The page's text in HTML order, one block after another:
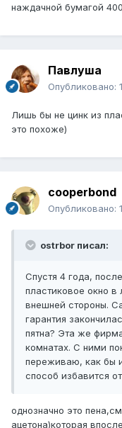
наждачной бумагой
Павлуша
Опубликовано:
Лишь бы не цинк из
это похоже)
cooperbond
Опубликовано:
ostrbor писал:
Спустя 4 года,
пластиковое окно
внешней стороны.
гарантия
пятна? Эта же
комнатах. С ними
переживаю, как бы
способ избавится
однозначно это
ацетона)которая